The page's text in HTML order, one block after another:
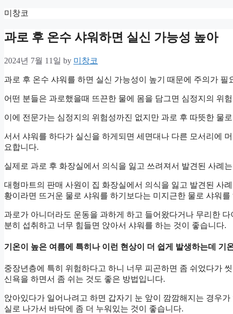
Skip
content
미창코
과로 후 온수 샤워하면 실신 가능성 높아
2024년 7월 11일 by 미창코
과로 후 온수 샤워를 하면 실신 가능성이 높기 때문에 주의가 필
어떤 분들은 과로했을때 뜨끈한 물에 몸을 담그면 심정지의 위
이에 전문가는 심정지의 위험성까진 없지만 과로 후 따뜻한 물
서서 샤워를 하다가 실신을 하게되면 세면대나 다른 모서리에
요합니다.
실제로 과로 후 화장실에서 의식을 잃고 쓰려져서 발견된 사례
대형마트의 판매 사원이 집 화장실에서 의식을 잃고 발견된 사
황이라면 뜨거운 물로 샤워를 하기보다는 미지근한 물로 샤워를
과로가 아니더라도 운동을 과하게 하고 들어왔다거나 무리한
분히 섭취하고 너무 힘들면 앉아서 샤워를 하는 것이 좋습니다.
기온이 높은 여름에 특히나 이런 현상이 더 쉽게 발생하는데
중장년층에 특히 위험하다고 하니 너무 피곤하면 좀 쉬었다가
신욕을 하면서 좀 쉬는 것도 좋은 방법입니다.
앉아있다가 일어나려고 하면 갑자기 눈 앞이 깜깜해지는 경우
실로 나가서 바닥에 좀 더 누워있는 것이 좋습니다.